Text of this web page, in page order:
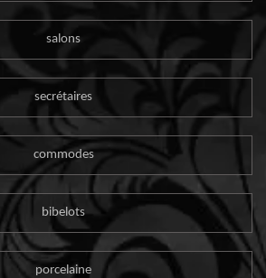
salons
secrétaires
commodes
bibelots
porcelaine